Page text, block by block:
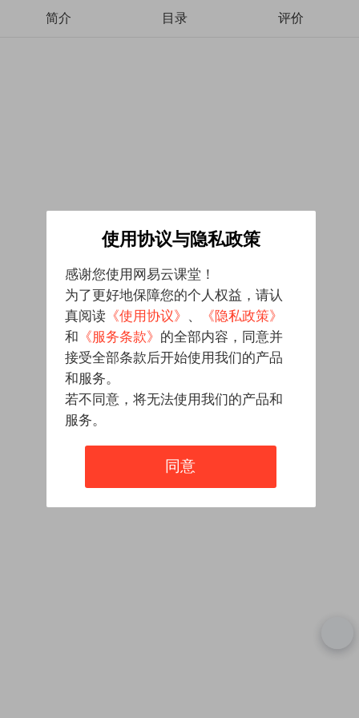
简介 目录 评价
使用协议与隐私政策
感谢您使用网易云课堂！
为了更好地保障您的个人权益，请认
真阅读 《使用协议》 、
《隐私政策》
和 《服务条款》 的全部内容，同意并
接受全部条款后开始使用我们的产品
和服务。
若不同意，将无法使用我们的产品和
服务。
同意